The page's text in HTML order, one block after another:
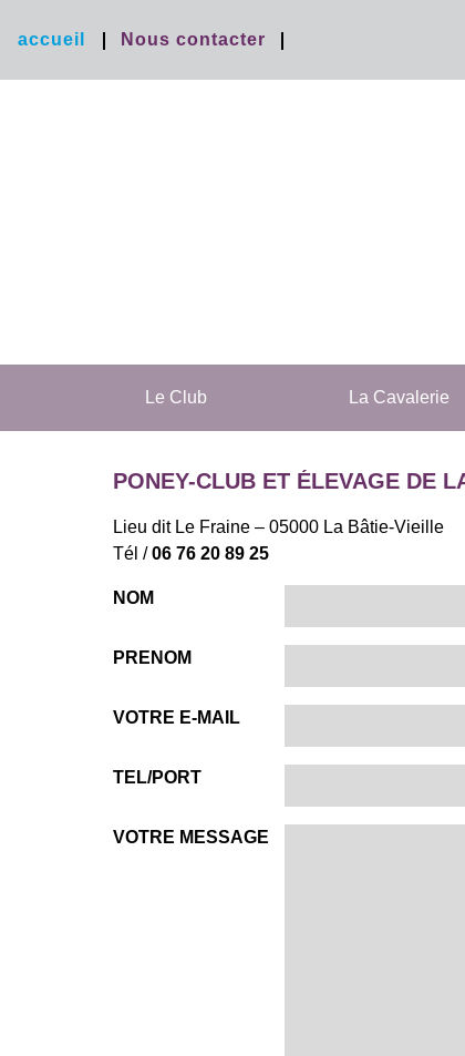
accueil Nous contacter
Le Club La Cavalerie
PONEY-CLUB ET ÉLEVAGE DE
Lieu dit Le Fraine – 05000 La Bâtie-Vieille
Tél /06 76 20 89 25
NOM
PRENOM
VOTRE E-MAIL
TEL/PORT
VOTRE MESSAGE